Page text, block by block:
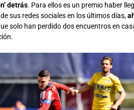
detrás. Para ellos es un premio haber
sus redes sociales en los últimos días,
solo han perdido dos encuentros en